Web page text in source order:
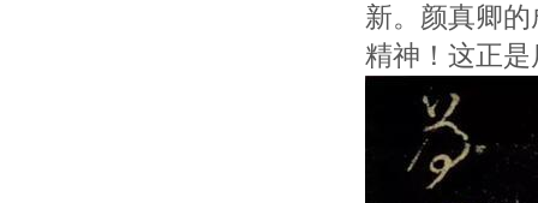
新。颜真卿
精神！这正